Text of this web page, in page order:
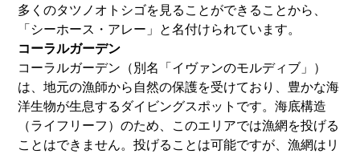
多くのタツノオトシゴを見ることができることから、
「シーホース・アレー」と名付けられています。
コーラルガーデン
コーラルガーデン（別名「イヴァンのモルディブ」）
は、地元の漁師から自然の保護を受けており、豊かな海
洋生物が生息するダイビングスポットです。海底構造
（ライフリーフ）のため、このエリアでは漁網を投げる
ことはできません。投げることは可能ですが、漁網はリ